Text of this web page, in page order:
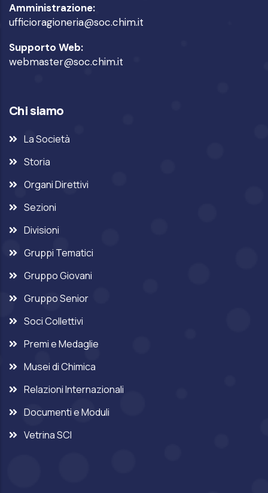
Amministrazione:
ufficioragioneria@soc.chim.it
Supporto Web:
webmaster@soc.chim.it
Chi siamo
La Società
Storia
Organi Direttivi
Sezioni
Divisioni
Gruppi Tematici
Gruppo Giovani
Gruppo Senior
Soci Collettivi
Premi e Medaglie
Musei di Chimica
Relazioni Internazionali
Documenti e Moduli
Vetrina SCI